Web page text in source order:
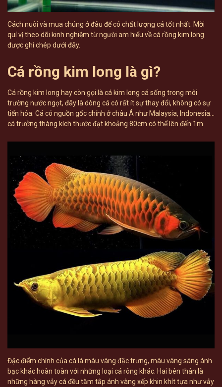
Cách nuôi và mua chúng ở đâu để có chất lượng cá tốt nhất. Mời
quí vị theo dõi kinh nghiệm từ người am hiểu về cá rồng kim long
được ghi chép dưới đây.
Cá rồng kim long là gì?
Cá rồng kim long hay còn gọi là cá kim long cá sống trong môi
trường nước ngọt, đây là dòng cá có rất ít sự thay đổi, không có sự
tiến hóa. Cá có nguồn gốc chính ở châu Á như Malaysia, Indonesia…
cá trưởng thàng kích thước đạt khoảng 80cm có thể lên đến 1m.
Đặc điểm chính của cá là màu vàng đặc trưng, màu vàng sáng ánh
bạc khác hoàn toàn với những loại cá rông khác. Hai bên thân là
những hàng vảy cá đều tăm tắp ánh vàng xếp khin khít tựa như vảy